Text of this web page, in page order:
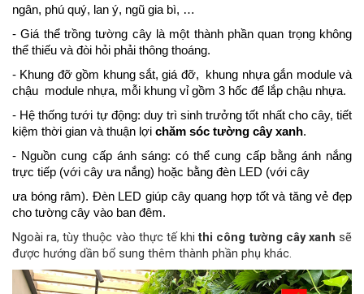
ngân, phú quý, lan ý, ngũ gia bì, …
- Giá thể trồng tường cây là một thành phần quan trọng không
thể thiếu và đòi hỏi phải thông thoáng.
- Khung đỡ gồm khung sắt, giá đỡ, khung nhựa gắn module và
chậu module nhựa, mỗi khung vỉ gồm 3 hốc để lắp chậu nhựa.
- Hệ thống tưới tự động: duy trì sinh trưởng tốt nhất cho cây, tiết
kiệm thời gian và thuận lợi chăm sóc tường cây xanh.
- Nguồn cung cấp ánh sáng: có thể cung cấp bằng ánh nắng
trực tiếp (với cây ưa nắng) hoặc bằng đèn LED (với cây
ưa bóng râm). Đèn LED giúp cây quang hợp tốt và tăng vẻ đẹp
cho tường cây vào ban đêm.
Ngoài ra, tùy thuộc vào thực tế khithi công tường cây xanh sẽ
được hướng dần bổ sung thêm thành phần phụ khác.